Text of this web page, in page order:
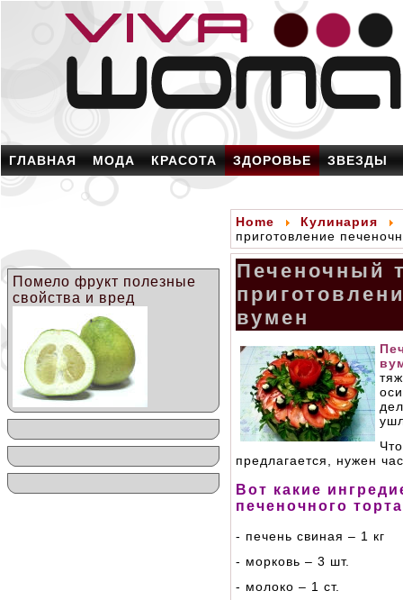
ГЛАВНАЯ МОДА КРАСОТА ЗДОРОВЬЕ ЗВЕЗДЫ
Помело фрукт полезные
свойства и вред
Home
Кулинария
приготовление
Печеночный
вумен
предлагается, нужен
Вот какие
печеночного
- печень свиная – 1 кг
- морковь – 3 шт.
- молоко – 1 ст.